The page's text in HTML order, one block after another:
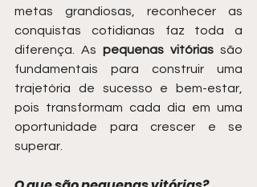
metas grandiosas, reconhecer as
conquistas cotidianas faz toda a
diferença. As pequenas vitórias são
fundamentais para construir uma
trajetória de sucesso e bem-estar,
pois transformam cada dia em uma
oportunidade para crescer e se
superar.